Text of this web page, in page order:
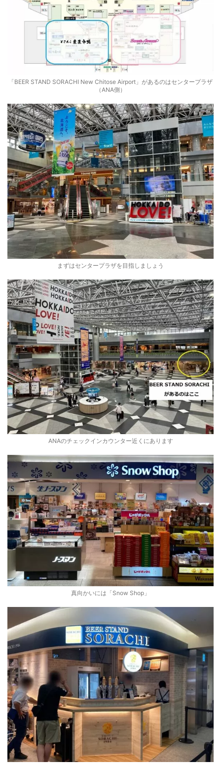
「BEER STAND SORACHI New Chitose Airport」があるのはセンタープラザ
（ANA側）
まずはセンタープラザを目指しましょう
ANAのチェックインカウンター近くにあります
真向かいには「Snow Shop」